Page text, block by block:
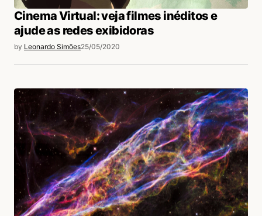
10/08/2020 às 2:17 PM
Faz sentido demais! Parabéns cara! Matou a
charada!
login
Cinema Virtual: veja filmes inéditos e
ajude as redes exibidoras
by Leonardo Simões25/05/2020